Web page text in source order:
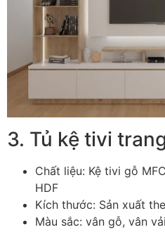
3. Tủ kệ tivi
Chất liệu: Kệ tivi gỗ
HDF
Kích thước: Sản xuất
Màu sắc: vân gỗ, vân